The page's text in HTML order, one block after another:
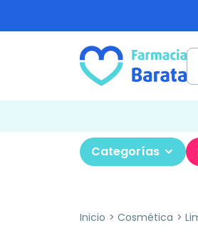
Categorías
Inicio Cosmética